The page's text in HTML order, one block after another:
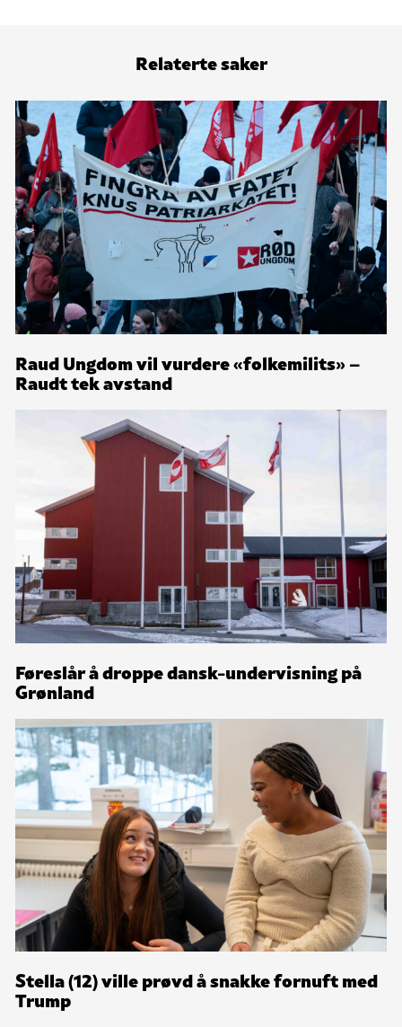
Relaterte saker
Raud Ungdom vil vurdere «folkemilits» –
Raudt tek avstand
Føreslår å droppe dansk-undervisning på
Grønland
Stella (12) ville prøvd å snakke fornuft med
Trump